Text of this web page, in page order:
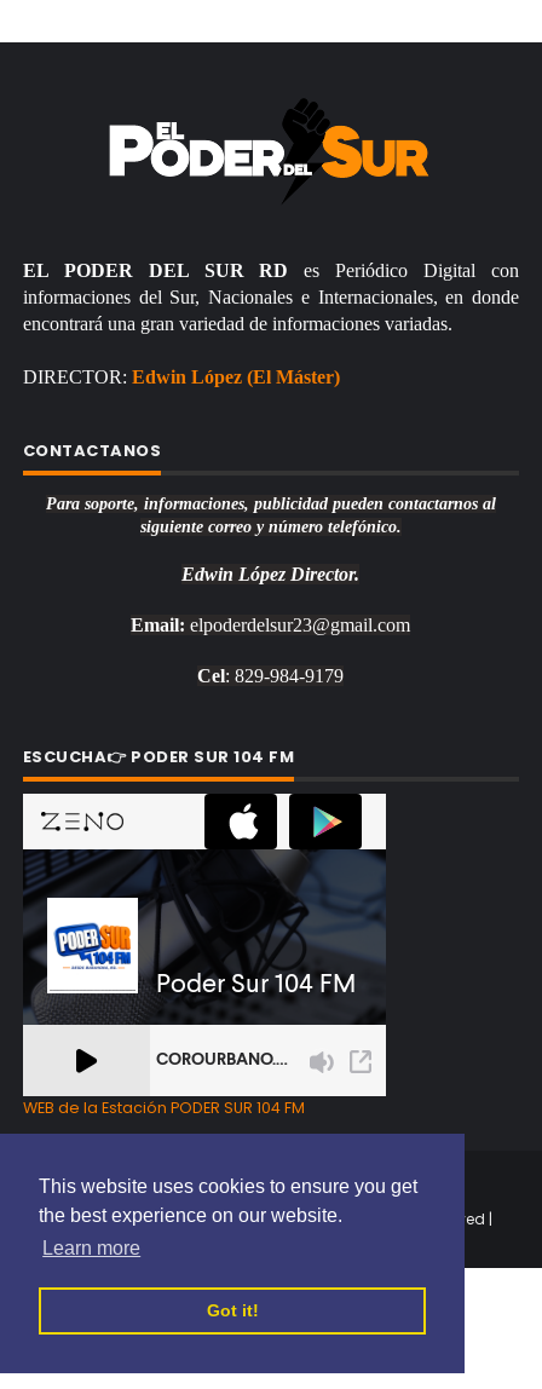
This website uses cookies to ensure you get
the best experience on our website.
Learn more
Got it!
EL PODER DEL SUR RD es Periódico Digital con
informaciones del Sur, Nacionales e Internacionales, en donde
encontrará una gran variedad de informaciones variadas.
DIRECTOR: Edwin López (El Máster)
CONTACTANOS
Para soporte, informaciones, publicidad pueden contactarnos al
siguiente correo y número telefónico.
Edwin López Director.
Email: elpoderdelsur23@gmail.com
Cel: 829-984-9179
ESCUCHA👉 PODER SUR 104 FM
WEB de la Estación PODER SUR 104 FM
Copyright © 2025 | EL PODER DEL SUR RD | All Rights Reserved |